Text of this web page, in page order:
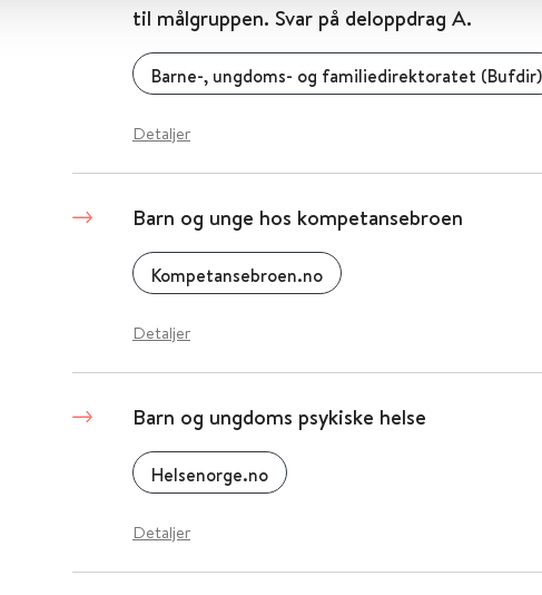
til målgruppen. Svar på deloppdrag A.
Barne-, ungdoms- og familiedirektoratet (Bufdir)
Detaljer
Barn og unge hos kompetansebroen
Kompetansebroen.no
Detaljer
Barn og ungdoms psykiske helse
Helsenorge.no
Detaljer